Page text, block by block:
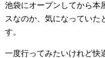
池袋にオープンしてから本
スなのか、気になっていた
す。
一度行ってみたいけれど快